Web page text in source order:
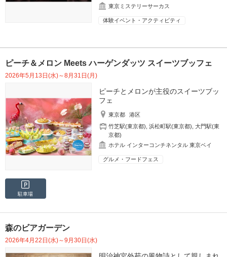
東京ミステリーサーカス
体験イベント・アクティビティ
ピーチ＆メロン Meets ハーゲンダッツ スイーツブッフェ
2026年5月13日(水)～8月31日(月)
ピーチとメロンが主役のスイーツブッ
フェ
東京都
港区
竹芝駅(東京都) ,浜松町駅(東京都) ,大門駅(東
京都)
ホテル インターコンチネンタル 東京ベイ
グルメ・フードフェス
駐車場
森のビアガーデン
2026年4月22日(水)～9月30日(水)